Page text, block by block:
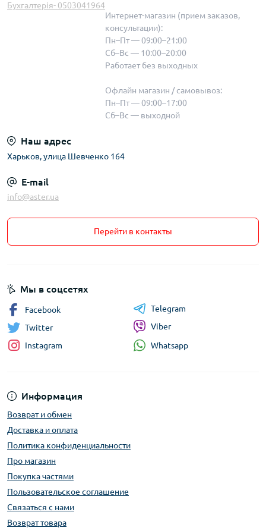
Бухгалтерія- 0503041964
Интернет-магазин (прием заказов,
консультации):
Пн–Пт — 09:00–21:00
Сб–Вс — 10:00–20:00
Работает без выходных
Офлайн магазин / самовывоз:
Пн–Пт — 09:00–17:00
Сб–Вс — выходной
Наш адрес
Харьков, улица Шевченко 164
E-mail
info@aster.ua
Перейти в контакты
Информация
Возврат и обмен
Доставка и оплата
Политика конфиденциальности
Про магазин
Покупка частями
Пользовательское соглашение
Связаться с нами
Возврат товара
Мы в соцсетях
Facebook
Twitter
Instagram
Telegram
Viber
Whatsapp